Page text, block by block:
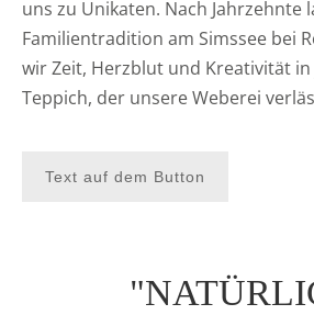
uns zu Unikaten. Nach Jahrzehnte
Familientradition am Simssee bei
wir Zeit, Herzblut und Kreativität
Teppich, der unsere Weberei
Text auf dem Button